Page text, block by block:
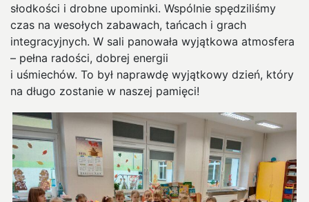
słodkości i drobne upominki. Wspólnie spędziliśmy
czas na wesołych zabawach, tańcach i grach
integracyjnych. W sali panowała wyjątkowa atmosfera
– pełna radości, dobrej energii
i uśmiechów. To był naprawdę wyjątkowy dzień, który
na długo zostanie w naszej pamięci!